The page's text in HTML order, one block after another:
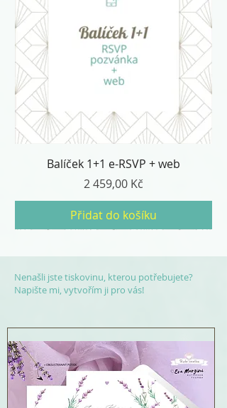
Balíček 1+1 e-RSVP + web
Cena
2 459,00 Kč
Přidat do košíku
Nenašli jste tiskovinu, kterou potřebujete?
Napište mi, vytvořím ji pro vás!